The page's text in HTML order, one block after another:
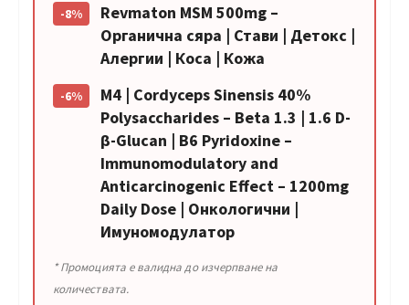
-8%
Revmaton MSM 500mg –
Органична сяра | Стави | Детокс |
Алергии | Коса | Кожа
-6%
M4 | Cordyceps Sinensis 40%
Polysaccharides – Beta 1.3 | 1.6 D-
β-Glucan | B6 Рyridoxine –
Immunomodulatory and
Anticarcinogenic Effect – 1200mg
Daily Dose | Онкологични |
Имуномодулатор
* Промоцията е валидна до изчерпване на
количествата.